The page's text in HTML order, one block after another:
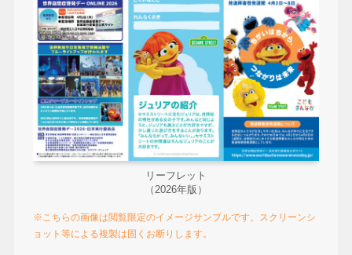
リーフレット
（2026年版）
※こちらの画像は閲覧限定のイメージサンプルです。スクリーンシ
ョット等による複製は固くお断りします。